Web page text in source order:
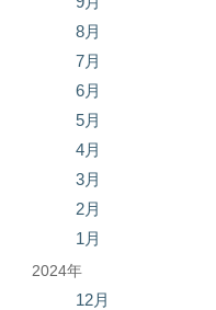
8月
7月
6月
5月
4月
3月
2月
1月
2024年
12月